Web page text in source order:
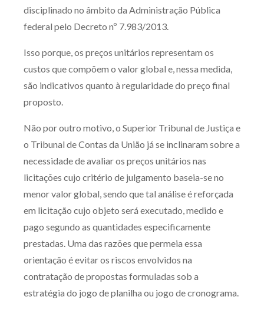
disciplinado no âmbito da Administração Pública
federal pelo Decreto nº 7.983/2013.
Isso porque, os preços unitários representam os
custos que compõem o valor global e, nessa medida,
são indicativos quanto à regularidade do preço final
proposto.
Não por outro motivo, o Superior Tribunal de Justiça e
o Tribunal de Contas da União já se inclinaram sobre a
necessidade de avaliar os preços unitários nas
licitações cujo critério de julgamento baseia-se no
menor valor global, sendo que tal análise é reforçada
em licitação cujo objeto será executado, medido e
pago segundo as quantidades especificamente
prestadas. Uma das razões que permeia essa
orientação é evitar os riscos envolvidos na
contratação de propostas formuladas sob a
estratégia do jogo de planilha ou jogo de cronograma.